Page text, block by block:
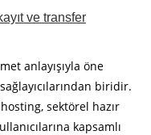
ve transfer
anlayışıyla öne
biridir.
sektörel hazır
kapsamlı